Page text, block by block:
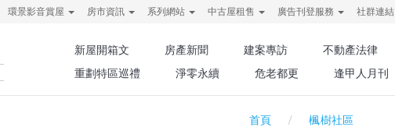
環景影音賞屋 房市資訊 系列網站 中古屋租售 廣告刊登服務 社群連結
新屋開箱文 房產新聞 建案專訪 不動產法律
重劃特區巡禮
淨零永續 危老都更 逢甲人月刊
首頁 楓樹社區